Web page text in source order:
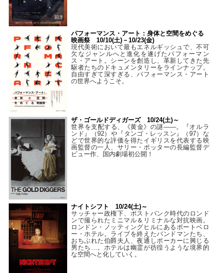
パフォーマンス・アート：身体と空間をめぐる
映画祭 10/10(土)－10/23(金)
現代美術において最もエネルギッシュで、不可
欠なジャンルへと進化を遂げたパフォーマン
ス・アート。シーンを創造し、革新してきた先
駆者たちのドキュメンタリーをラインナップ。
自由すぎて深すぎる、パフォーマンス・アート
の世界へようこそ。
ザ・ゴールドディガーズ 10/24(土)～
世界を支配する、《黄金》の謎――。『オルラ
ンド』（92）や『タンゴ・レッスン』（97）な
どで世界的な評価を得たイギリスを代表する映
画監督の一人、サリー・ポッターの長編監督デ
ビュー作、国内劇場初公開！
ナイトシフト 10/24(土)～
サッチャー政権下、ポストパンク時代のロンド
ンで撮られたミニマル＆リミナルな対抗映画。
ロンドン・ノッティングヒルにあるポートベロ
ー・ホテル。ライブを終えたバンドマンたち、
おちぶれた伯爵夫人、夜通しポーカーに興じる
男たち…。ホテルは幽霊が彷徨うような境界的
な空間へと化していく。